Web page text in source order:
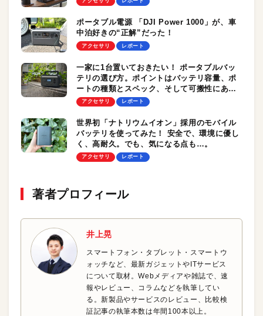
ポータブル電源 「DJI Power 1000」が、車
中泊好きの“正解”だった！
アクセサリ レポート
一家に1台置いておきたい！ ポータブルバッ
テリの選び方。ポイントはバッテリ容量、ポ
ートの種類とスペック、そして可搬性にあ
り！
アクセサリ レポート
世界初「ナトリウムイオン」採用のモバイル
バッテリを使ってみた！ 安全で、環境に優し
く、高耐久。でも、気になる点も…。
アクセサリ レポート
著者プロフィール
井上晃
スマートフォン・タブレット・スマートウ
ォッチなど、最新ガジェットやITサービス
について取材。Webメディアや雑誌で、速
報やレビュー、コラムなどを執筆してい
る。新製品やサービスのレビュー、比較検
証記事の執筆本数は年間100本以上。